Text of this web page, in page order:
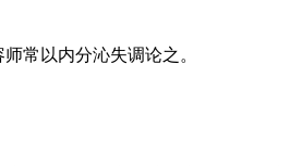
常以内分沁失调论之。